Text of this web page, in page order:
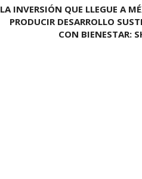
LA INVERSIÓN QUE LLEGUE A
PRODUCIR DESARROLLO
CON BIENESTAR: